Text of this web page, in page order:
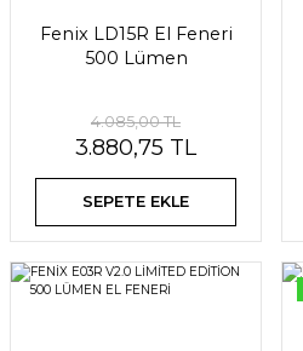
Fenix LD15R El Feneri
500 Lümen
4.085,00 TL
3.880,75 TL
SEPETE EKLE